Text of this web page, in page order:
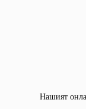
Нашият